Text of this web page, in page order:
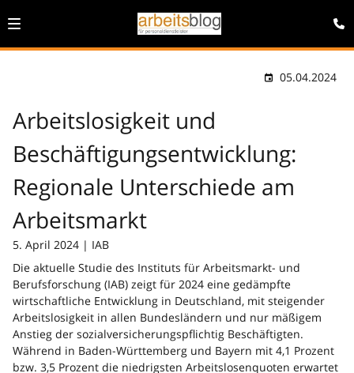
05.04.2024
Arbeitslosigkeit und
Beschäftigungsentwicklung:
Regionale Unterschiede am
Arbeitsmarkt
5. April 2024 | IAB
Die aktuelle Studie des Instituts für Arbeitsmarkt- und
Berufsforschung (IAB) zeigt für 2024 eine gedämpfte
wirtschaftliche Entwicklung in Deutschland, mit steigender
Arbeitslosigkeit in allen Bundesländern und nur mäßigem
Anstieg der sozialversicherungspflichtig Beschäftigten.
Während in Baden-Württemberg und Bayern mit 4,1 Prozent
bzw. 3,5 Prozent die niedrigsten Arbeitslosenquoten erwartet